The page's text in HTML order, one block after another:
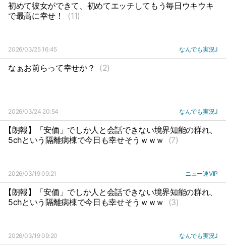
初めて彼女ができて、初めてエッチしてもう毎日ウキウキ
で最高に幸せ！
(11)
2026/03/25 16:45 なんでも実況J
なぁお前らって幸せか？ (2)
2026/03/24 20:54 なんでも実況J
【朗報】「安価」でしか人と会話できない境界知能の群れ、
5chという隔離病棟で今日も幸せそうｗｗｗ
(7)
2026/03/19 09:21 ニュー速VIP
【朗報】「安価」でしか人と会話できない境界知能の群れ、
5chという隔離病棟で今日も幸せそうｗｗｗ
(3)
2026/03/19 09:20 なんでも実況J